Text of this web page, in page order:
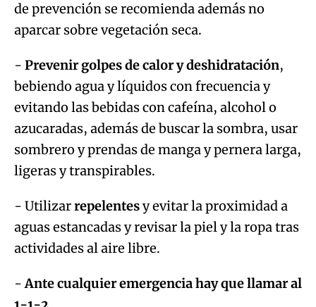
de prevención se recomienda además no
aparcar sobre vegetación seca.
- Prevenir golpes de calor y deshidratación,
bebiendo agua y líquidos con frecuencia y
evitando las bebidas con cafeína, alcohol o
azucaradas, además de buscar la sombra, usar
sombrero y prendas de manga y pernera larga,
ligeras y transpirables.
- Utilizarrepelentesy evitar la proximidad a
aguas estancadas y revisar la piel y la ropa tras
actividades al aire libre.
-Ante cualquier emergencia hay que llamar al